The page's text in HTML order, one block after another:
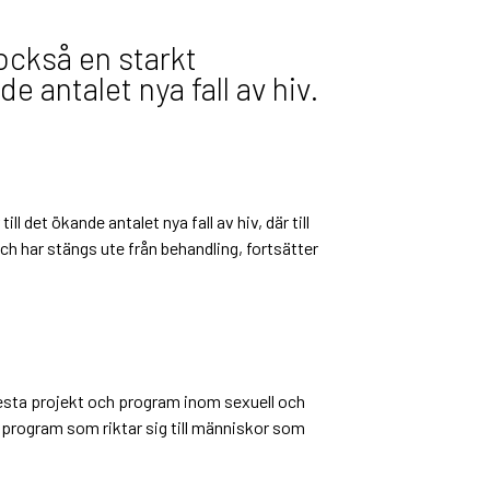
en starkt
antalet nya fall av hiv.
det ökande antalet nya fall av hiv, där till
har stängs ute från behandling, fortsätter
projekt och program inom sexuell och
som riktar sig till människor som